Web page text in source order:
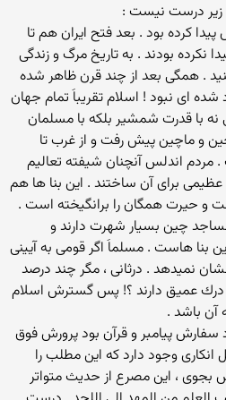
كرده بود . بعد فتح ایران هم تا
نكرده بودند . به تاریخ مرگ و زندگی
. همگی بعد از چند قرن ظاهر شده
ای نبود ! اسلام تقریباَ تمام جهان
نه با قدرت شمشیر بلكه با مسلمان
و ماچین پیش رفت و از غرب تا
اندلس آنچنان شیفته تعالیم
برای آن ساختند . این بنا ها هم
و حیرت همگان را برانگیخته است .
چین بسیار شهرت دارند و
هاست . مسلماَ اگر قومی به آیینی
نمیدهد . درثانی ، مگر چند درصد
عمیق دارند ؟! پس گسترش اسلام
آن باشد .
سفارش پیامبر و قرآن بود پرورش فوق
وجود دارد كه این مطلب را
بجوی ، این مصرع از حدیث متواتر